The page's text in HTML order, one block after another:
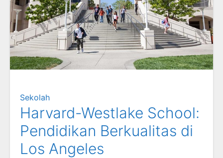
Sekolah
Harvard-Westlake School:
Pendidikan Berkualitas di
Los Angeles